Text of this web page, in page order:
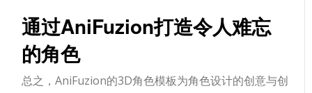
通过AniFuzion打造令人难忘
的角色
总之，AniFuzion的3D角色模板为角色设计的创意与创